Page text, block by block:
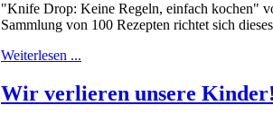
"Knife Drop: Keine Regeln, einfach kochen"
Sammlung von 100 Rezepten richtet sich
Weiterlesen ...
Wir verlieren unsere